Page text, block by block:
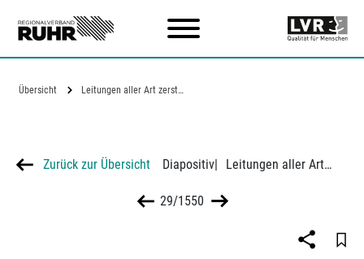
Übersicht Leitungen aller Art zerstören das…
Zurück zur Übersicht Diapositiv| Leitungen aller Art zerstören das gesamte Waldgefüge in Dinslaken
29/1550